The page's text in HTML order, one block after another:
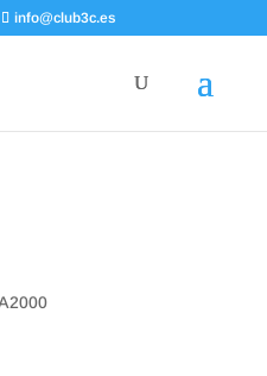
info@club3c.es